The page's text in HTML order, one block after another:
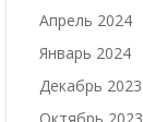
Апрель 2024
Январь 2024
Декабрь 2023